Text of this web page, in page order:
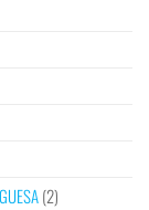
(2)